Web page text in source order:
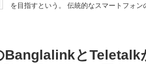
を目指すという。 伝統的なスマートフォン
BanglalinkとTeletalk